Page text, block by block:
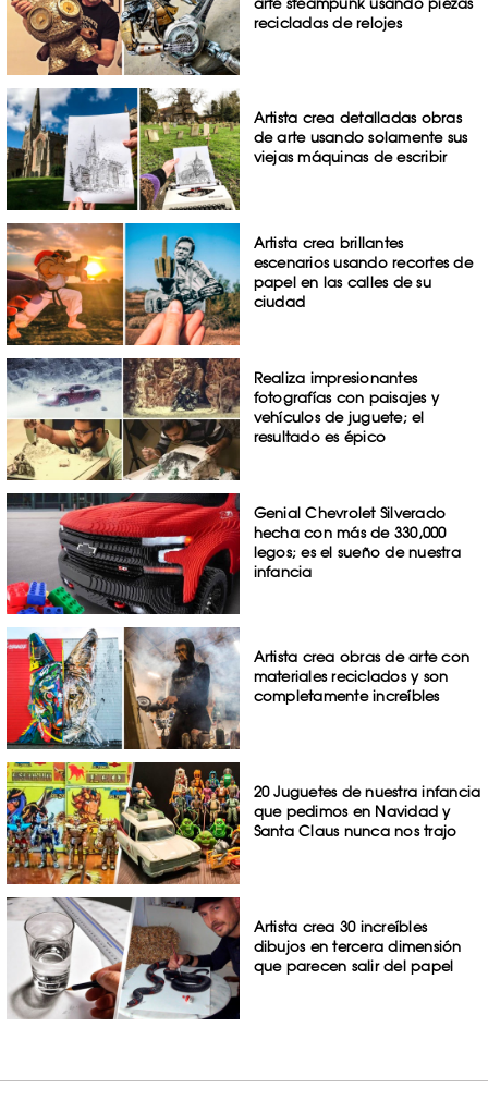
recicladas de relojes
Artista crea detalladas obras
de arte usando solamente sus
viejas máquinas de escribir
Artista crea brillantes
escenarios usando recortes de
papel en las calles de su
ciudad
Realiza impresionantes
fotografías con paisajes y
vehículos de juguete; el
resultado es épico
Genial Chevrolet Silverado
hecha con más de 330,000
legos; es el sueño de nuestra
infancia
Artista crea obras de arte con
materiales reciclados y son
completamente increíbles
20 Juguetes de nuestra infancia
que pedimos en Navidad y
Santa Claus nunca nos trajo
Artista crea 30 increíbles
dibujos en tercera dimensión
que parecen salir del papel